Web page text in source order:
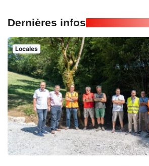
Dernières infos
Locales